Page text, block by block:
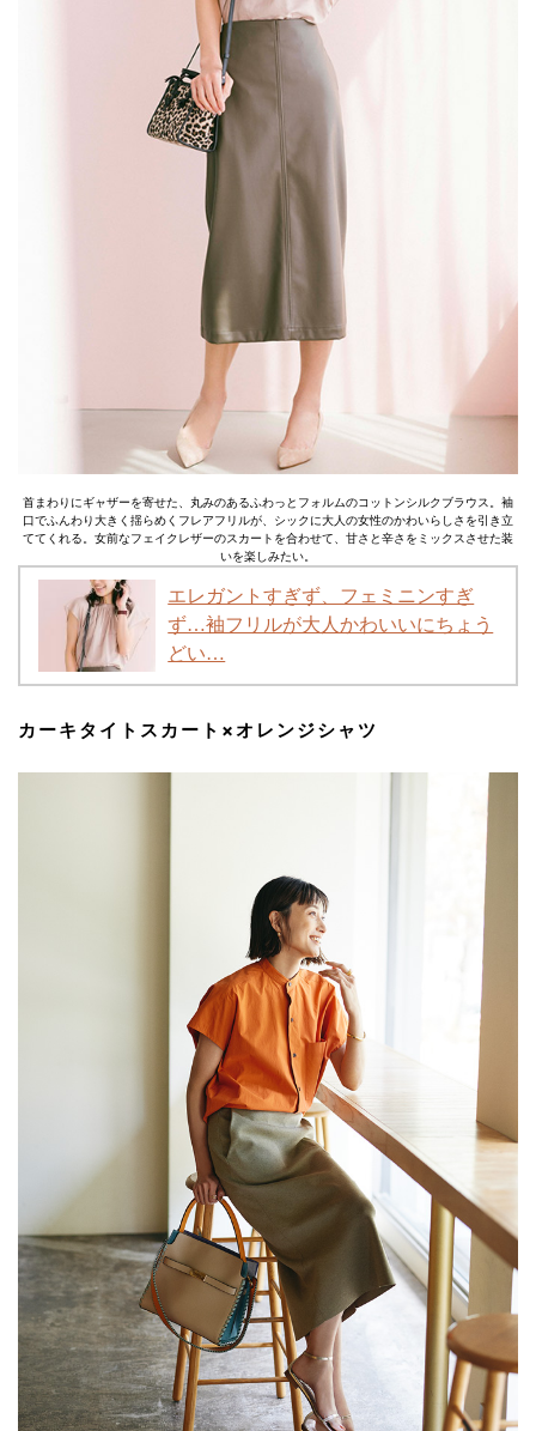
首まわりにギャザーを寄せた、丸みのあるふわっとフォルムのコットンシルクブラウス。袖
口でふんわり大きく揺らめくフレアフリルが、シックに大人の女性のかわいらしさを引き立
ててくれる。女前なフェイクレザーのスカートを合わせて、甘さと辛さをミックスさせた装
いを楽しみたい。
エレガントすぎず、フェミニンすぎ
ず…袖フリルが大人かわいいにちょう
どい…
カーキタイトスカート×オレンジシャツ